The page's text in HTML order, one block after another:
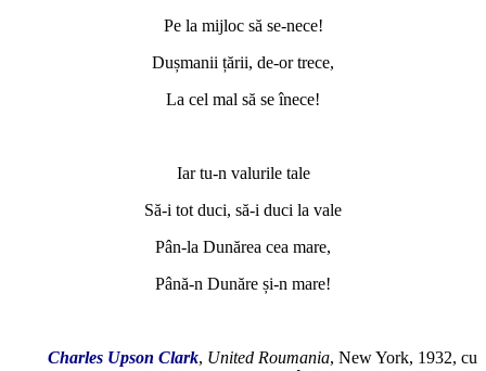
Pe la mijloc să se-nece!
Dușmanii țării, de-or trece,
La cel mal să se înece!
Iar tu-n valurile tale
Să-i tot duci, să-i duci la vale
Pân-la Dunărea cea mare,
Până-n Dunăre și-n mare!
Charles Upson Clark, United Roumania, New York, 1932, cu